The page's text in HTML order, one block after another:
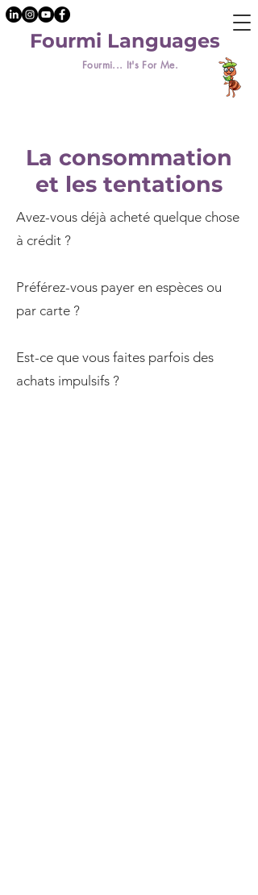
Fourmi... It's For Me.
Fourmi Languages
La consommation
et les tentations
Avez-vous déjà acheté quelque chose
à crédit ?
Préférez-vous payer en espèces ou
par carte ?
Est-ce que vous faites parfois des
achats impulsifs ?